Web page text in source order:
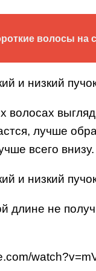
волосы
волосах
лучше
всего внизу.
длине не